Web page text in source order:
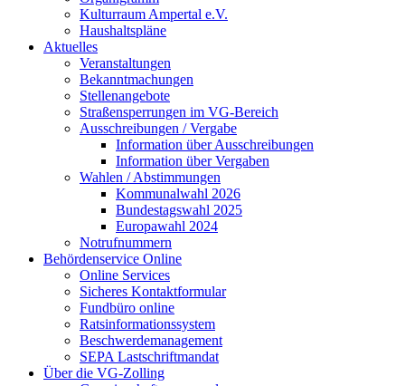
Kulturraum Ampertal e.V.
Haushaltspläne
Aktuelles
Veranstaltungen
Bekanntmachungen
Stellenangebote
Straßensperrungen im VG-Bereich
Ausschreibungen / Vergabe
Information über Ausschreibungen
Information über Vergaben
Wahlen / Abstimmungen
Kommunalwahl 2026
Bundestagswahl 2025
Europawahl 2024
Notrufnummern
Behördenservice Online
Online Services
Sicheres Kontaktformular
Fundbüro online
Ratsinformationssystem
Beschwerdemanagement
SEPA Lastschriftmandat
Über die VG-Zolling